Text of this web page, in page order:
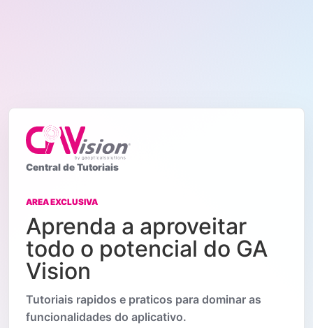
Central de Tutoriais
AREA EXCLUSIVA
Aprenda a aproveitar
todo o potencial do GA
Vision
Tutoriais rapidos e praticos para dominar as
funcionalidades do aplicativo.